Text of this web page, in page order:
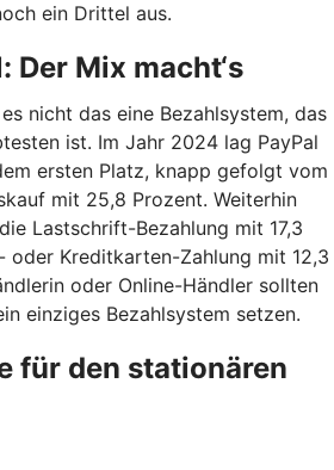
ein Drittel aus.
Der Mix macht‘s
nicht das eine Bezahlsystem, das
ist. Im Jahr 2024 lag PayPal
ersten Platz, knapp gefolgt vom
mit 25,8 Prozent. Weiterhin
Lastschrift-Bezahlung mit 17,3
oder Kreditkarten-Zahlung mit 12,3
oder Online-Händler sollten
einziges Bezahlsystem setzen.
für den stationären